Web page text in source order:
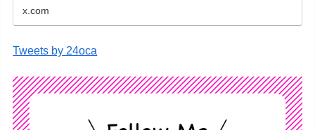
x.com
Tweets by 24oca